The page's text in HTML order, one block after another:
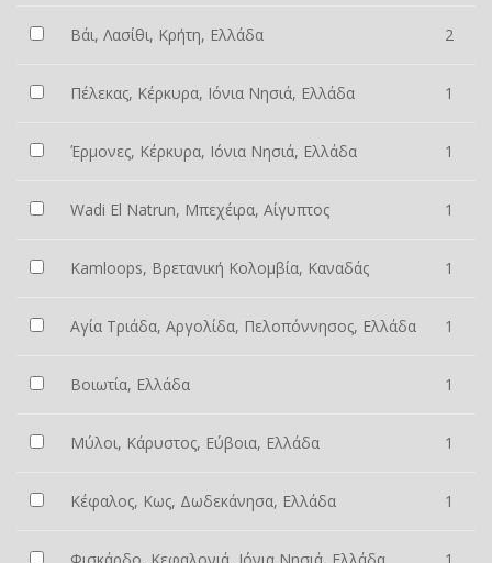
Βάι, Λασίθι, Κρήτη, Ελλάδα 2
Πέλεκας, Κέρκυρα, Ιόνια Νησιά, Ελλάδα 1
Έρμονες, Κέρκυρα, Ιόνια Νησιά, Ελλάδα 1
Wadi El Natrun, Μπεχέιρα, Αίγυπτος 1
Kamloops, Βρετανική Κολομβία, Καναδάς 1
Αγία Τριάδα, Αργολίδα, Πελοπόννησος, Ελλάδα 1
Βοιωτία, Ελλάδα 1
Μύλοι, Κάρυστος, Εύβοια, Ελλάδα 1
Κέφαλος, Κως, Δωδεκάνησα, Ελλάδα 1